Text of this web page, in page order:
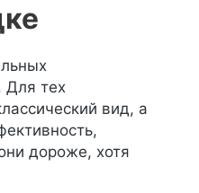
Для тех
вид, а
дороже, хотя